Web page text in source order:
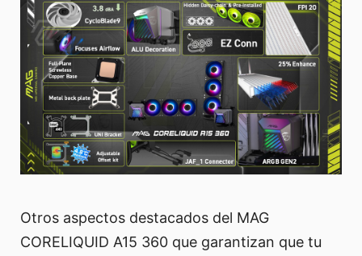
Otros aspectos destacados del MAG
CORELIQUID A15 360 que garantizan que tu